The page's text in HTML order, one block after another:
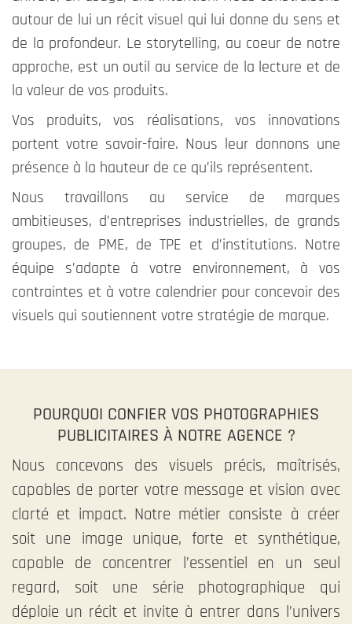
autour de lui un récit visuel qui lui donne du sens et
de la profondeur. Le storytelling, au coeur de notre
approche, est un outil au service de la lecture et de
la valeur de vos produits.
Vos produits, vos réalisations, vos innovations
portent votre savoir-faire. Nous leur donnons une
présence à la hauteur de ce qu’ils représentent.
Nous travaillons au service de marques
ambitieuses, d’entreprises industrielles, de grands
groupes, de PME, de TPE et d’institutions. Notre
équipe s’adapte à votre environnement, à vos
contraintes et à votre calendrier pour concevoir des
visuels qui soutiennent votre stratégie de marque.
POURQUOI CONFIER VOS PHOTOGRAPHIES
PUBLICITAIRES À NOTRE AGENCE ?
Nous concevons des visuels précis, maîtrisés,
capables de porter votre message et vision avec
clarté et impact. Notre métier consiste à créer
soit une image unique, forte et synthétique,
capable de concentrer l’essentiel en un seul
regard, soit une série photographique qui
déploie un récit et invite à entrer dans l’univers